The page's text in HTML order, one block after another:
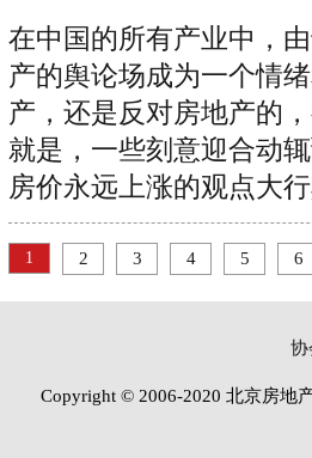
在中国的所有产业中，
产的舆论场成为一个情
产，还是反对房地产的
就是，一些刻意迎合动
房价永远上涨的观点大
1 2 3 4 5 6
协
Copyright © 2006-2020 北京房地